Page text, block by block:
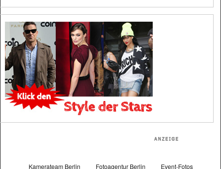
Kamerateam Berlin Fotoagentur Berlin Event-Fotos